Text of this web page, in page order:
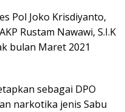
Pol Joko Krisdiyanto,
Rustam Nawawi, S.I.K
bulan Maret 2021
sebagai DPO
narkotika jenis Sabu